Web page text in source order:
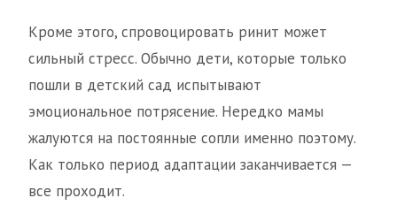
Кроме этого, спровоцировать ринит может
сильный стресс. Обычно дети, которые только
пошли в детский сад испытывают
эмоциональное потрясение. Нередко мамы
жалуются на постоянные сопли именно поэтому.
Как только период адаптации заканчивается —
все проходит.